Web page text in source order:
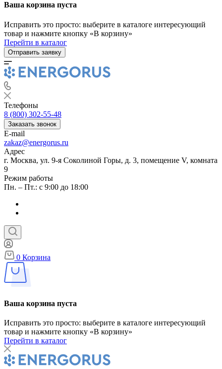
Ваша корзина пуста
Исправить это просто: выберите в каталоге интересующий
товар и нажмите кнопку «В корзину»
Перейти в каталог
Отправить заявку
Телефоны
8 (800) 302-55-48
Заказать звонок
E-mail
zakaz@energorus.ru
Адрес
г. Москва, ул. 9-я Соколиной Горы, д. 3, помещение V, комната
9
Режим работы
Пн. – Пт.: с 9:00 до 18:00
0 Корзина
Ваша корзина пуста
Исправить это просто: выберите в каталоге интересующий
товар и нажмите кнопку «В корзину»
Перейти в каталог